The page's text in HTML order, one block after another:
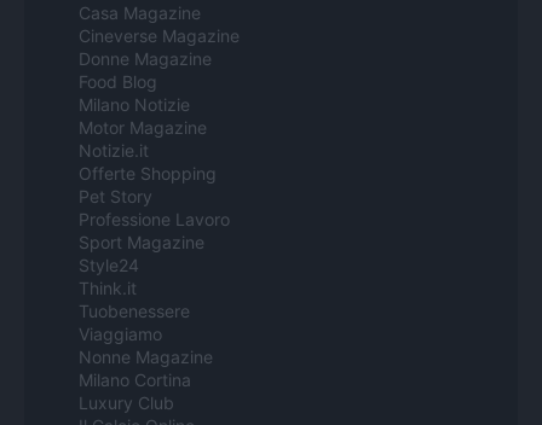
Casa Magazine
Cineverse Magazine
Donne Magazine
Food Blog
Milano Notizie
Motor Magazine
Notizie.it
Offerte Shopping
Pet Story
Professione Lavoro
Sport Magazine
Style24
Think.it
Tuobenessere
Viaggiamo
Nonne Magazine
Milano Cortina
Luxury Club